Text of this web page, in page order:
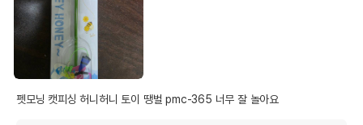
펫모닝 캣피싱 허니허니 토이 땡벌 pmc-365 너무 잘 놀아요